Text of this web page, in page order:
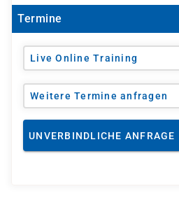
Termine
Live Online Training
Weitere Termine anfragen
UNVERBINDLICHE ANFRAGE